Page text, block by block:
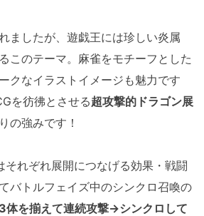
ましたが、遊戯王には珍しい炎属
このテーマ。麻雀をモチーフとした
クなイラストイメージも魅力です
を彷彿とさせる超攻撃的ドラゴン展
の強みです！
それぞれ展開につなげる効果・戦闘
バトルフェイズ中のシンクロ召喚の
3体を揃えて連続攻撃→シンクロして